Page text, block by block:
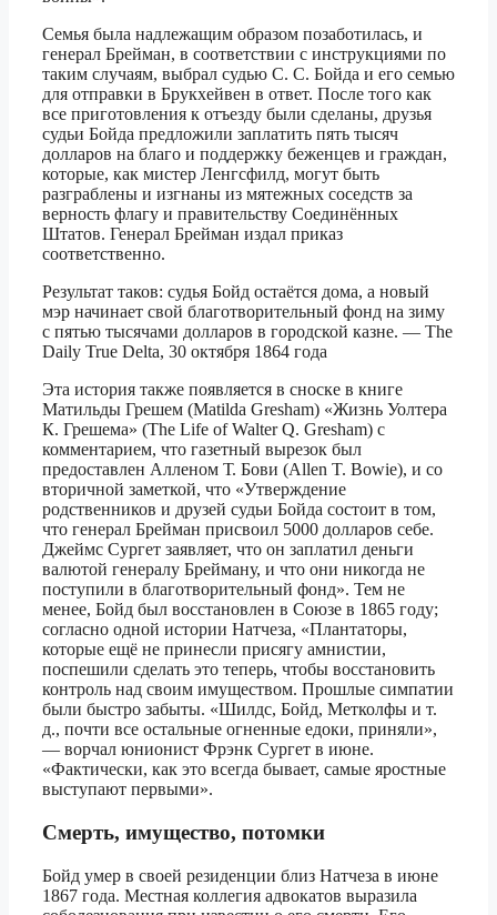
Семья была надлежащим образом позаботилась, и
генерал Брейман, в соответствии с инструкциями по
таким случаям, выбрал судью С. С. Бойда и его семью
для отправки в Брукхейвен в ответ. После того как
все приготовления к отъезду были сделаны, друзья
судьи Бойда предложили заплатить пять тысяч
долларов на благо и поддержку беженцев и граждан,
которые, как мистер Ленгсфилд, могут быть
разграблены и изгнаны из мятежных соседств за
верность флагу и правительству Соединённых
Штатов. Генерал Брейман издал приказ
соответственно.
Результат таков: судья Бойд остаётся дома, а новый
мэр начинает свой благотворительный фонд на зиму
с пятью тысячами долларов в городской казне. — The
Daily True Delta, 30 октября 1864 года
Эта история также появляется в сноске в книге
Матильды Грешем (Matilda Gresham) «Жизнь Уолтера
К. Грешема» (The Life of Walter Q. Gresham) с
комментарием, что газетный вырезок был
предоставлен Алленом Т. Бови (Allen T. Bowie), и со
вторичной заметкой, что «Утверждение
родственников и друзей судьи Бойда состоит в том,
что генерал Брейман присвоил 5000 долларов себе.
Джеймс Сургет заявляет, что он заплатил деньги
валютой генералу Брейману, и что они никогда не
поступили в благотворительный фонд». Тем не
менее, Бойд был восстановлен в Союзе в 1865 году;
согласно одной истории Натчеза, «Плантаторы,
которые ещё не принесли присягу амнистии,
поспешили сделать это теперь, чтобы восстановить
контроль над своим имуществом. Прошлые симпатии
были быстро забыты. «Шилдс, Бойд, Метколфы и т.
д., почти все остальные огненные едоки, приняли»,
— ворчал юнионист Фрэнк Сургет в июне.
«Фактически, как это всегда бывает, самые яростные
выступают первыми».
Смерть, имущество, потомки
Бойд умер в своей резиденции близ Натчеза в июне
1867 года. Местная коллегия адвокатов выразила